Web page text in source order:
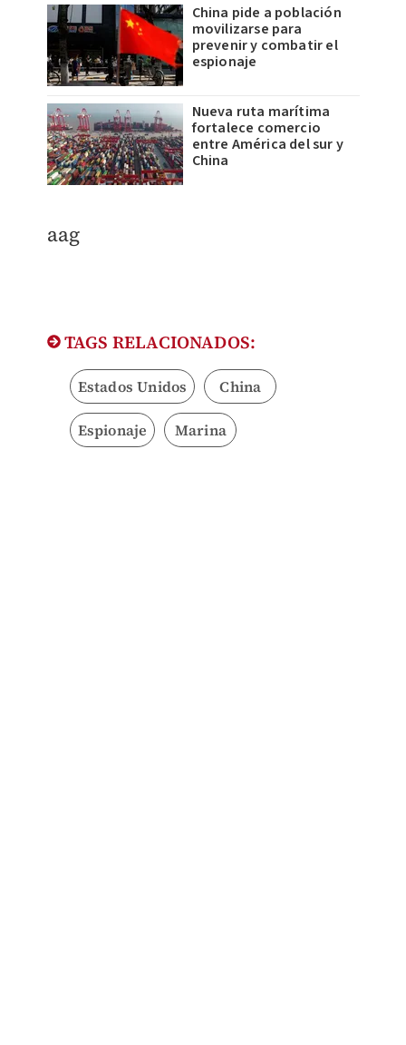
China pide a población
movilizarse para
prevenir y combatir el
espionaje
Nueva ruta marítima
fortalece comercio
entre América del sur y
China
aag
TAGS RELACIONADOS:
Estados Unidos China
Espionaje Marina